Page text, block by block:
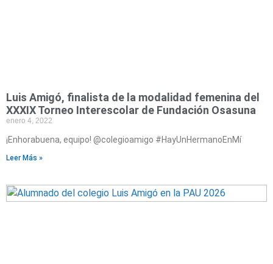
Luis Amigó, finalista de la modalidad femenina del
XXXIX Torneo Interescolar de Fundación Osasuna
enero 4, 2022
¡Enhorabuena, equipo! @colegioamigo #HayUnHermanoEnMí
Leer Más »